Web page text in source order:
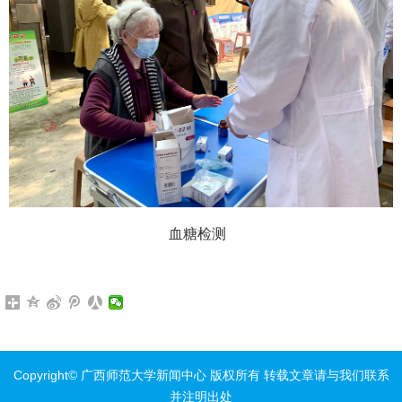
血糖检测
Copyright© 广西师范大学新闻中心 版权所有 转载文章请与我们联系
并注明出处